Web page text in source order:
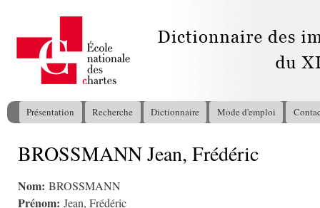
Menu principal
Présentation Recherche Dictionnaire Mode d'emploi
Vous êtes ici
BROSSMANN Jean, Frédéric
Nom: BROSSMANN
Prénom: Jean, Frédéric